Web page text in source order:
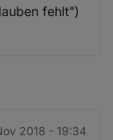
fehlt")
2018 - 19:34